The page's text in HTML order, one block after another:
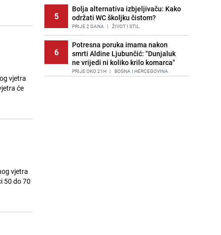
vjetra
će
vjetra
50 do 70
5
Bolja alternativa izbjeljivaču: Kako
održati WC školjku čistom?
PRIJE 2 DANA | ŽIVOT I STIL
6
Potresna poruka imama nakon
smrti Aldine Ljubunčić: "Dunjaluk
ne vrijedi ni koliko krilo komarca"
PRIJE OKO 21H | BOSNA I HERCEGOVINA